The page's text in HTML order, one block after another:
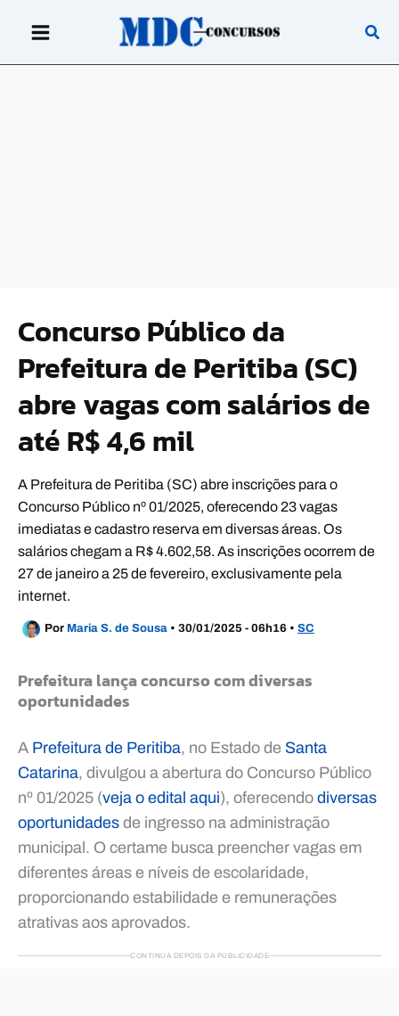
Concurso Público da
Prefeitura de Peritiba (SC)
abre vagas com salários de
até R$ 4,6 mil
A Prefeitura de Peritiba (SC) abre inscrições para o
Concurso Público nº 01/2025, oferecendo 23 vagas
imediatas e cadastro reserva em diversas áreas. Os
salários chegam a R$ 4.602,58. As inscrições ocorrem de
27 de janeiro a 25 de fevereiro, exclusivamente pela
internet.
Por Maria S. de Sousa • 30/01/2025 - 06h16 • SC
Prefeitura lança concurso com diversas
oportunidades
A Prefeitura de Peritiba, no Estado de Santa
Catarina, divulgou a abertura do Concurso Público
nº 01/2025 (veja o edital aqui), oferecendo diversas
oportunidades de ingresso na administração
municipal. O certame busca preencher vagas em
diferentes áreas e níveis de escolaridade,
proporcionando estabilidade e remunerações
atrativas aos aprovados.
CONTINUA DEPOIS DA PUBLICIDADE